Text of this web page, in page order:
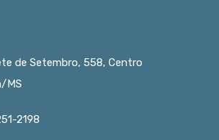
de Setembro, 558, Centro
MS
2198